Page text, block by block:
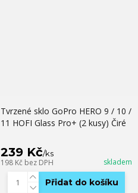
Tvrzené sklo GoPro HERO 9 / 10 /
11 HOFI Glass Pro+ (2 kusy) Čiré
239 Kč/ks
198 Kč bez DPH skladem
Přidat do košíku